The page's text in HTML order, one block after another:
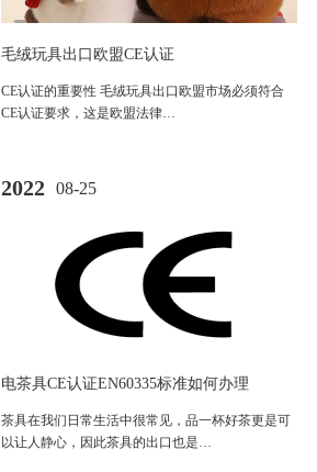
毛绒玩具出口欧盟CE认证
CE认证的重要性 毛绒玩具出口欧盟市场必须符合
CE认证要求，这是欧盟法律…
2022 08-25
电茶具CE认证EN60335标准如何办理
茶具在我们日常生活中很常见，品一杯好茶更是可
以让人静心，因此茶具的出口也是…